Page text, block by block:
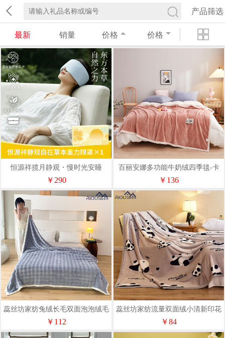
产品筛选
最新 销量 价格 价格
恒源祥揽月静观・慢时光安睡
HYX329DZ
￥290
百丽安娜多功能牛奶绒四季毯-卡
其
￥136
蕊丝坊家纺兔绒长毛双面泡泡绒毛
毯150*200cm
￥112
蕊丝坊家纺流量双面绒小清新印花
毛毯150*200cm
￥84